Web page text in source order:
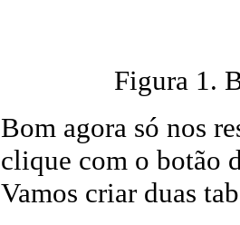
Figura 1.
Bom agora só nos
clique com o botão
Vamos criar duas